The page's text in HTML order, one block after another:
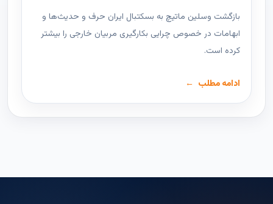
بازگشت وسلین ماتیچ به بسکتبال ایران حرف و حدیث‌ها و
ابهامات در خصوص چرایی بکارگیری مربیان خارجی را بیشتر
کرده است.
ادامه مطلب